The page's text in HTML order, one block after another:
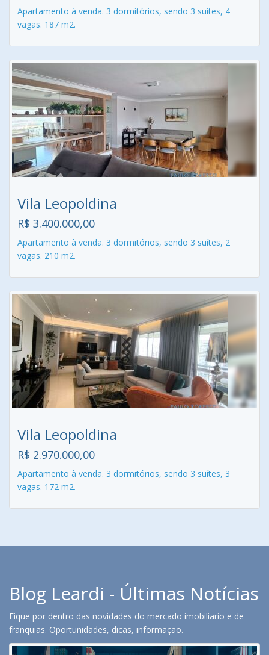
Apartamento à venda. 3 dormitórios, sendo 3 suítes, 4
vagas. 187 m2.
Vila Leopoldina
R$ 3.400.000,00
Apartamento à venda. 3 dormitórios, sendo 3 suítes, 2
vagas. 210 m2.
Vila Leopoldina
R$ 2.970.000,00
Apartamento à venda. 3 dormitórios, sendo 3 suítes, 3
vagas. 172 m2.
Blog Leardi - Últimas Notícias
Fique por dentro das novidades do mercado imobiliario e de
franquias. Oportunidades, dicas, informação.